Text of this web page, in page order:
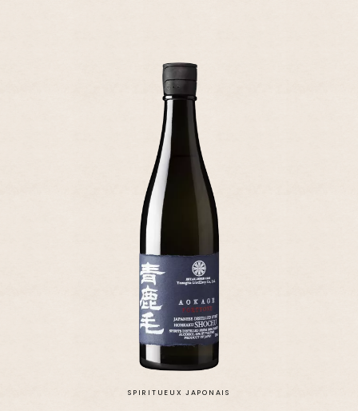
SPIRITUEUX JAPONAIS